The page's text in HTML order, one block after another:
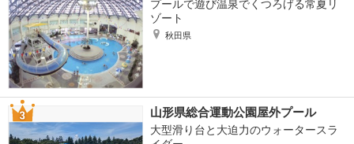
プールで遊び温泉でくつろげる常夏リ
ゾート
秋田県
山形県総合運動公園屋外プール
大型滑り台と大迫力のウォータースラ